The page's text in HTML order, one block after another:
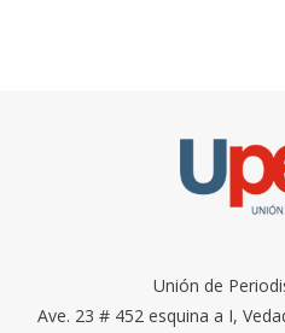
Unión de
Ave. 23 # 452 esquina a I,